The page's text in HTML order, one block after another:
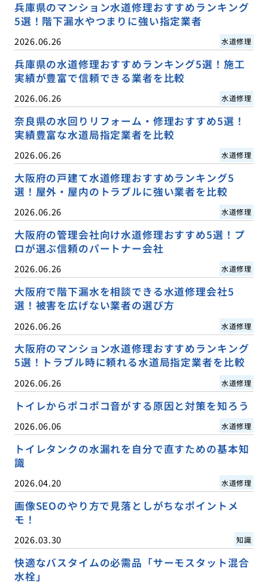
兵庫県のマンション水道修理おすすめランキング
5選！階下漏水やつまりに強い指定業者
2026.06.26 水道修理
兵庫県の水道修理おすすめランキング5選！施工
実績が豊富で信頼できる業者を比較
2026.06.26 水道修理
奈良県の水回りリフォーム・修理おすすめ5選！
実績豊富な水道局指定業者を比較
2026.06.26 水道修理
大阪府の戸建て水道修理おすすめランキング5
選！屋外・屋内のトラブルに強い業者を比較
2026.06.26 水道修理
大阪府の管理会社向け水道修理おすすめ5選！プ
ロが選ぶ信頼のパートナー会社
2026.06.26 水道修理
大阪府で階下漏水を相談できる水道修理会社5
選！被害を広げない業者の選び方
2026.06.26 水道修理
大阪府のマンション水道修理おすすめランキング
5選！トラブル時に頼れる水道局指定業者を比較
2026.06.26 水道修理
トイレからポコポコ音がする原因と対策を知ろう
2026.06.06 水道修理
トイレタンクの水漏れを自分で直すための基本知
識
2026.04.20 水道修理
画像SEOのやり方で見落としがちなポイントメ
モ！
2026.03.30 知識
快適なバスタイムの必需品「サーモスタット混合
水栓」